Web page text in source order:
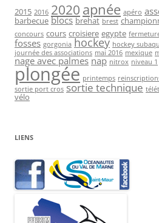
2015 2016 2020 apnée apéro
barbecue blocs brehat brest
concours cours croisiere egypte
fosses gorgonia hockey hockey
journée des associations mai 2016 mexique
nage avec palmes nap nitrox niveau 1
plongée printemps
sortie port cros sortie technique
vélo
LIENS